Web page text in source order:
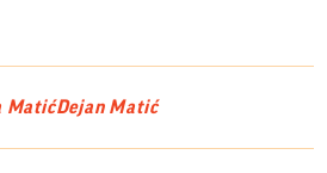
MatićDejan Matić